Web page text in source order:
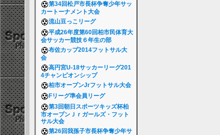
第34回松戸市長杯争奪少年サッ
カートーナメント大会
流山豆っこリーグ
平成26年度第60回柏市民体育大
会サッカー競技６年生の部
布佐カップ2014フットサル大
会
高円宮U-18サッカーリーグ201
4チャンピオンシップ
柏市オープンJrフットサル大会
Fリーグ準会員リーグ
第3回朝日スポーツキッズ杯柏
市オープンＪｒガールズ・フット
サル大会
第26回我孫子市長杯争奪少年サ